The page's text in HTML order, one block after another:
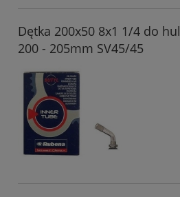
Dętka 200x50 8x1 1/4 do
200 - 205mm SV45/45